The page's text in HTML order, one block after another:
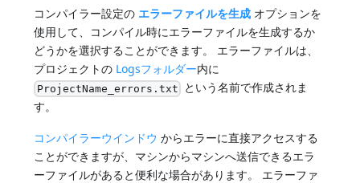
コンパイラー設定の エラーファイルを生成 オプションを
使用して、コンパイル時にエラーファイルを生成するか
どうかを選択することができます。 エラーファイルは、
プロジェクトの Logsフォルダー内に
ProjectName_errors.txt という名前で作成されま
す。
コンパイラーウインドウ からエラーに直接アクセスする
ことができますが、マシンからマシンへ送信できるエラ
ーファイルがあると便利な場合があります。 エラーファ